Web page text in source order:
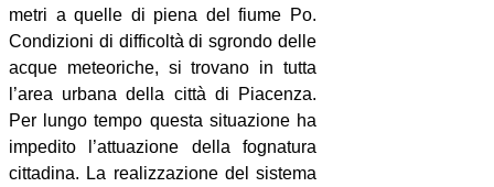
metri a quelle di piena del fiume Po.
Condizioni di difficoltà di sgrondo delle
acque meteoriche, si trovano in tutta
l’area urbana della città di Piacenza.
Per lungo tempo questa situazione ha
impedito l’attuazione della fognatura
cittadina. La realizzazione del sistema